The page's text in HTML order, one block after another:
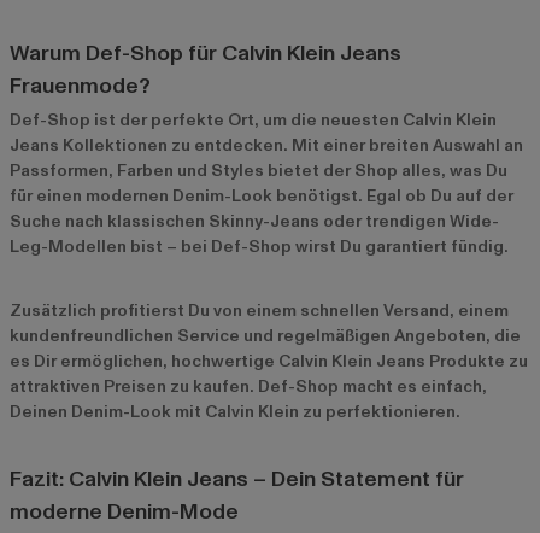
Warum Def-Shop für Calvin Klein Jeans
Frauenmode?
Def-Shop ist der perfekte Ort, um die neuesten Calvin Klein
Jeans Kollektionen zu entdecken. Mit einer breiten Auswahl an
Passformen, Farben und Styles bietet der Shop alles, was Du
für einen modernen Denim-Look benötigst. Egal ob Du auf der
Suche nach klassischen Skinny-Jeans oder trendigen Wide-
Leg-Modellen bist – bei Def-Shop wirst Du garantiert fündig.
Zusätzlich profitierst Du von einem schnellen Versand, einem
kundenfreundlichen Service und regelmäßigen Angeboten, die
es Dir ermöglichen, hochwertige Calvin Klein Jeans Produkte zu
attraktiven Preisen zu kaufen. Def-Shop macht es einfach,
Deinen Denim-Look mit Calvin Klein zu perfektionieren.
Fazit: Calvin Klein Jeans – Dein Statement für
moderne Denim-Mode